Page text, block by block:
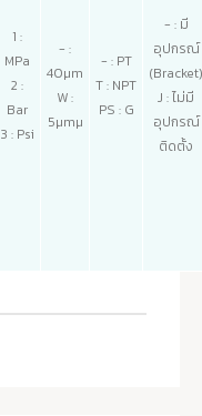
1 :
MPa
2 :
Bar
3 : Psi
- :
40µm
W :
5µmµ
- : PT
T : NPT
PS : G
- : มี
อุปกรณ์
(Bracket)
J : ไม่มี
อุปกรณ์
ติดตั้ง